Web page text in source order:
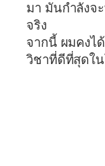
มา มันกำลังจ
จริง
จากนี้ ผมคงไ
วิชาที่ดีที่สุดใ